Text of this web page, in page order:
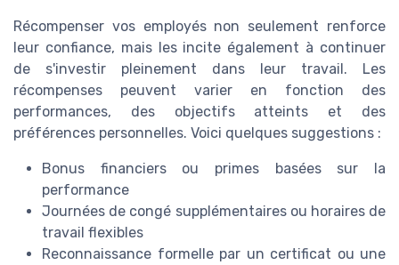
Récompenser vos employés non seulement renforce
leur confiance, mais les incite également à continuer
de s'investir pleinement dans leur travail. Les
récompenses peuvent varier en fonction des
performances, des objectifs atteints et des
préférences personnelles. Voici quelques suggestions :
Bonus financiers ou primes basées sur la
performance
Journées de congé supplémentaires ou horaires de
travail flexibles
Reconnaissance formelle par un certificat ou une